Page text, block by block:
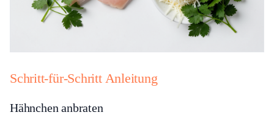
Schritt-für-Schritt Anleitung
Hähnchen anbraten